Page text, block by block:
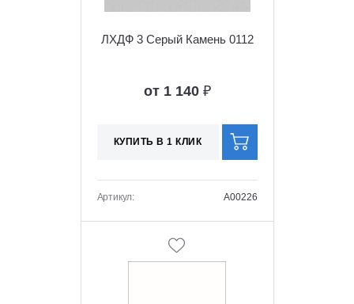
ЛХДФ 3 Серый Камень 0112
от 1 140 ₽
КУПИТЬ В 1 КЛИК
Артикул: A00226